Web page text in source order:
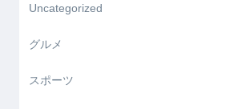
Uncategorized
グルメ
スポーツ